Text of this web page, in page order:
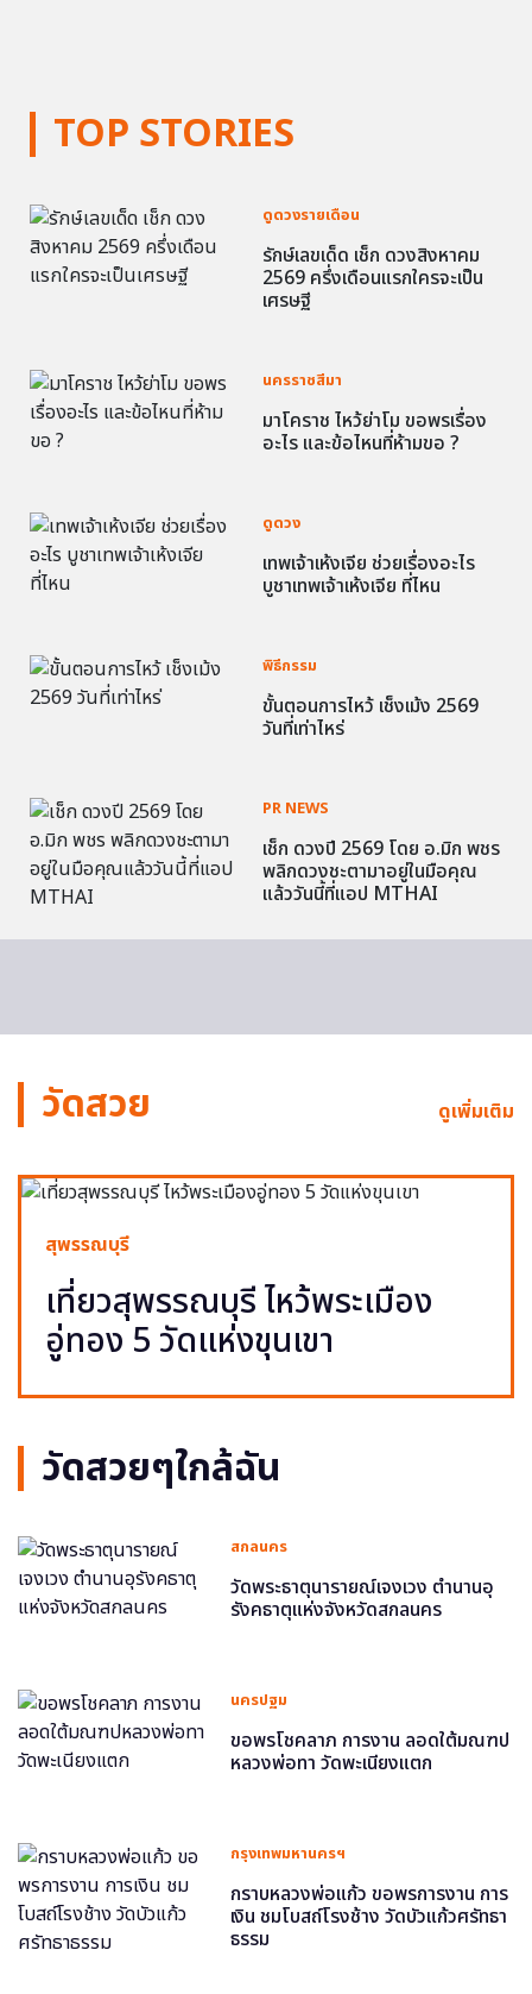
TOP STORIES
ดูดวงรายเดือน
รักษ์เลขเด็ด เช็ก ดวงสิงหาคม
2569 ครึ่งเดือนแรกใครจะเป็น
เศรษฐี
นครราชสีมา
มาโคราช ไหว้ย่าโม ขอพรเรื่อง
อะไร และข้อไหนที่ห้ามขอ ?
ดูดวง
เทพเจ้าเห้งเจีย ช่วยเรื่องอะไร
บูชาเทพเจ้าเห้งเจีย ที่ไหน
พิธีกรรม
ขั้นตอนการไหว้ เช็งเม้ง 2569
วันที่เท่าไหร่
PR NEWS
เช็ก ดวงปี 2569 โดย อ.มิก พชร
พลิกดวงชะตามาอยู่ในมือคุณ
แล้ววันนี้ที่แอป MTHAI
วัดสวย ดูเพิ่มเติม
สุพรรณบุรี
เที่ยวสุพรรณบุรี ไหว้พระเมือง
อู่ทอง 5 วัดแห่งขุนเขา
วัดสวยๆใกล้ฉัน
สกลนคร
วัดพระธาตุนารายณ์เจงเวง ตำนานอุ
รังคธาตุแห่งจังหวัดสกลนคร
นครปฐม
ขอพรโชคลาภ การงาน ลอดใต้มณฑป
หลวงพ่อทา วัดพะเนียงแตก
กรุงเทพมหานครฯ
กราบหลวงพ่อแก้ว ขอพรการงาน การ
เงิน ชมโบสถ์โรงช้าง วัดบัวแก้วศรัทธา
ธรรม